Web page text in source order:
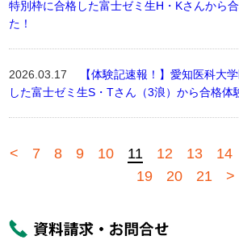
特別枠に合格した富士ゼミ生H・Kさんから
た！
2026.03.17
【体験記速報！】愛知医科大
した富士ゼミ生S・Tさん（3浪）から合格体
< 7 8 9 10 11 12 13 14
19
20 21 >